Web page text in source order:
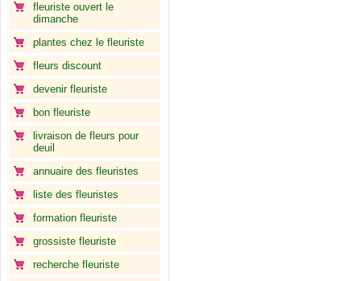
fleuriste ouvert le
dimanche
plantes chez le fleuriste
fleurs discount
devenir fleuriste
bon fleuriste
livraison de fleurs pour
deuil
annuaire des fleuristes
liste des fleuristes
formation fleuriste
grossiste fleuriste
recherche fleuriste